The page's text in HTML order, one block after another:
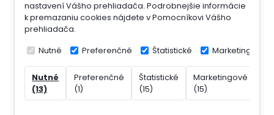
nastavení Vášho prehliadača. Podrobnejšie informácie
k premazaniu cookies nájdete v Pomocníkovi Vášho
prehliadača.
Nutné Preferenčné Štatistické Marketingové
Nutné
(13)
Preferenčné
(1)
Štatistické
(15)
Marketingové
(15)